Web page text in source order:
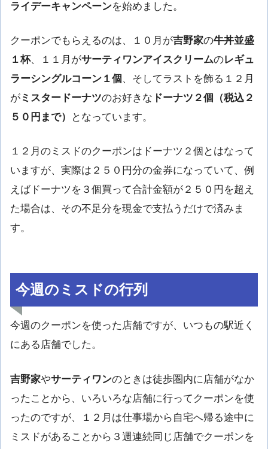
ライデーキャンペーンを始めました。
クーポンでもらえるのは、１０月が吉野家の牛丼並盛
１杯、１１月がサーティワンアイスクリームのレギュ
ラーシングルコーン１個 、そしてラストを飾る１２月
が ミスタードーナツのお好きな ドーナツ２個（税込２
５０円まで）
となっています。
１２月のミスドのクーポンはドーナツ２個とはなって
いますが、実際は２５０円分の金券になっていて、例
えばドーナツを３個買って合計金額が２５０円を超え
た場合は、その不足分を現金で支払うだけで済みま
す。
今週のミスドの行列
今週のクーポンを使った店舗ですが、いつもの駅近く
にある店舗でした。
吉野家やサーティワンのときは徒歩圏内に店舗がなか
ったことから、いろいろな店舗に行ってクーポンを使
ったのですが、１２月は仕事場から自宅へ帰る途中に
ミスドがあることから３週連続同じ店舗でクーポンを